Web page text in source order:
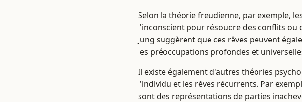
Selon la théorie freudienne, par exemple,
l'inconscient pour résoudre des conflits ou
Jung suggèrent que ces rêves peuvent
les préoccupations profondes et
Il existe également d'autres théories
l'individu et les rêves récurrents. Par
sont des représentations de parties